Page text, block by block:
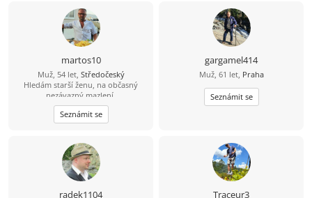
martos10
Muž, 54 let, Středočeský
Hledám starší ženu, na občasný
nezávazný mazlení.
Seznámit se
gargamel414
Muž, 61 let, Praha
Seznámit se
radek1104 Traceur3